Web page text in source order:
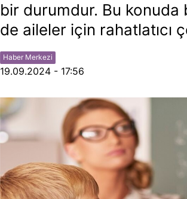
bir durumdur. Bu
de aileler için rahatlatıcı
Haber Merkezi
19.09.2024 - 17:56